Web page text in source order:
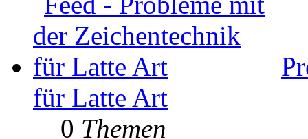
für Latte Art
0 Themen